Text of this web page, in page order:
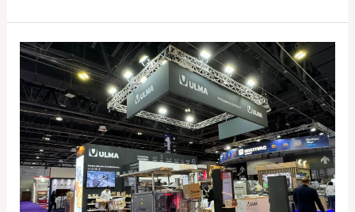
Gulfood
Manufacturing
2024